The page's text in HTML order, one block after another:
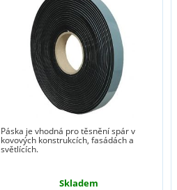
Páska je vhodná pro těsnění spár v
kovových konstrukcích, fasádách a
světlících.
Skladem